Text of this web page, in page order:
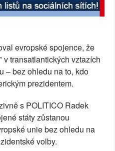
evropské spojence, že
transatlantických vztazích
– bez ohledu na to, kdo
prezidentem.
s POLITICO Radek
státy zůstanou
unie bez ohledu na
volby.